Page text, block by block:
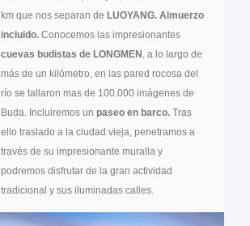
km que nos separan de LUOYANG. Almuerzo
incluido. Conocemos las impresionantes
cuevas budistas de LONGMEN , a lo largo de
más de un kilómetro, en las pared rocosa del
río se tallaron mas de 100.000 imágenes de
Buda. Incluiremos un paseo en barco. Tras
ello traslado a la ciudad vieja, penetramos a
través de su impresionante muralla y
podremos disfrutar de la gran actividad
tradicional y sus iluminadas calles.